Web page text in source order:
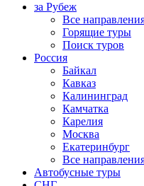
за Рубеж
Все
Горящие туры
Поиск туров
Россия
Байкал
Кавказ
Калининград
Камчатка
Карелия
Москва
Екатеринбург
Все
Автобусные туры